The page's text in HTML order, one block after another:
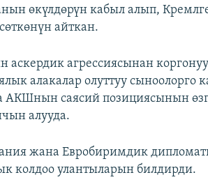
өкүлдөрүн кабыл алып,
айткан.
аскердик агрессиясынан
алакалар олуттуу сыноолорго
АКШнын саясий позициясынын
алууда.
жана Евробиримдик
колдоо улантыларын билдирди.